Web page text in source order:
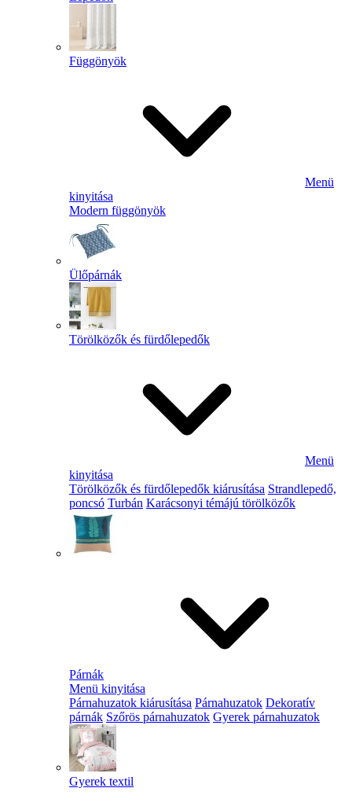
Függönyök
Menü
kinyitása
Modern függönyök
Ülőpárnák
Törölközők és fürdőlepedők
Menü
kinyitása
Törölközők és fürdőlepedők kiárusítása Strandlepedő,
poncsó Turbán Karácsonyi témájú törölközők
Párnák
Menü kinyitása
Párnahuzatok kiárusítása Párnahuzatok Dekoratív
párnák Szőrös párnahuzatok Gyerek párnahuzatok
Gyerek textil